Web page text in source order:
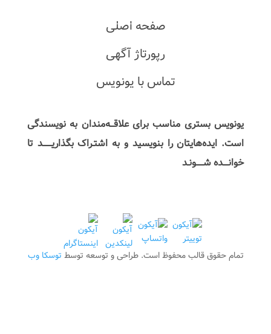
تمام حقوق قالب محفوظ است. طراحی و توسعه توسط توسکا وب
یونویس بستری مناسب برای علاقـــه‌مندان به نویسندگی
است. ایده‌هایتان را بنویسید و به اشتـراک بگذاریـــــــد تا
خوانــــده شــــــونـد
صفحه اصلی
رپورتاژ آگهی
تماس با یونویس